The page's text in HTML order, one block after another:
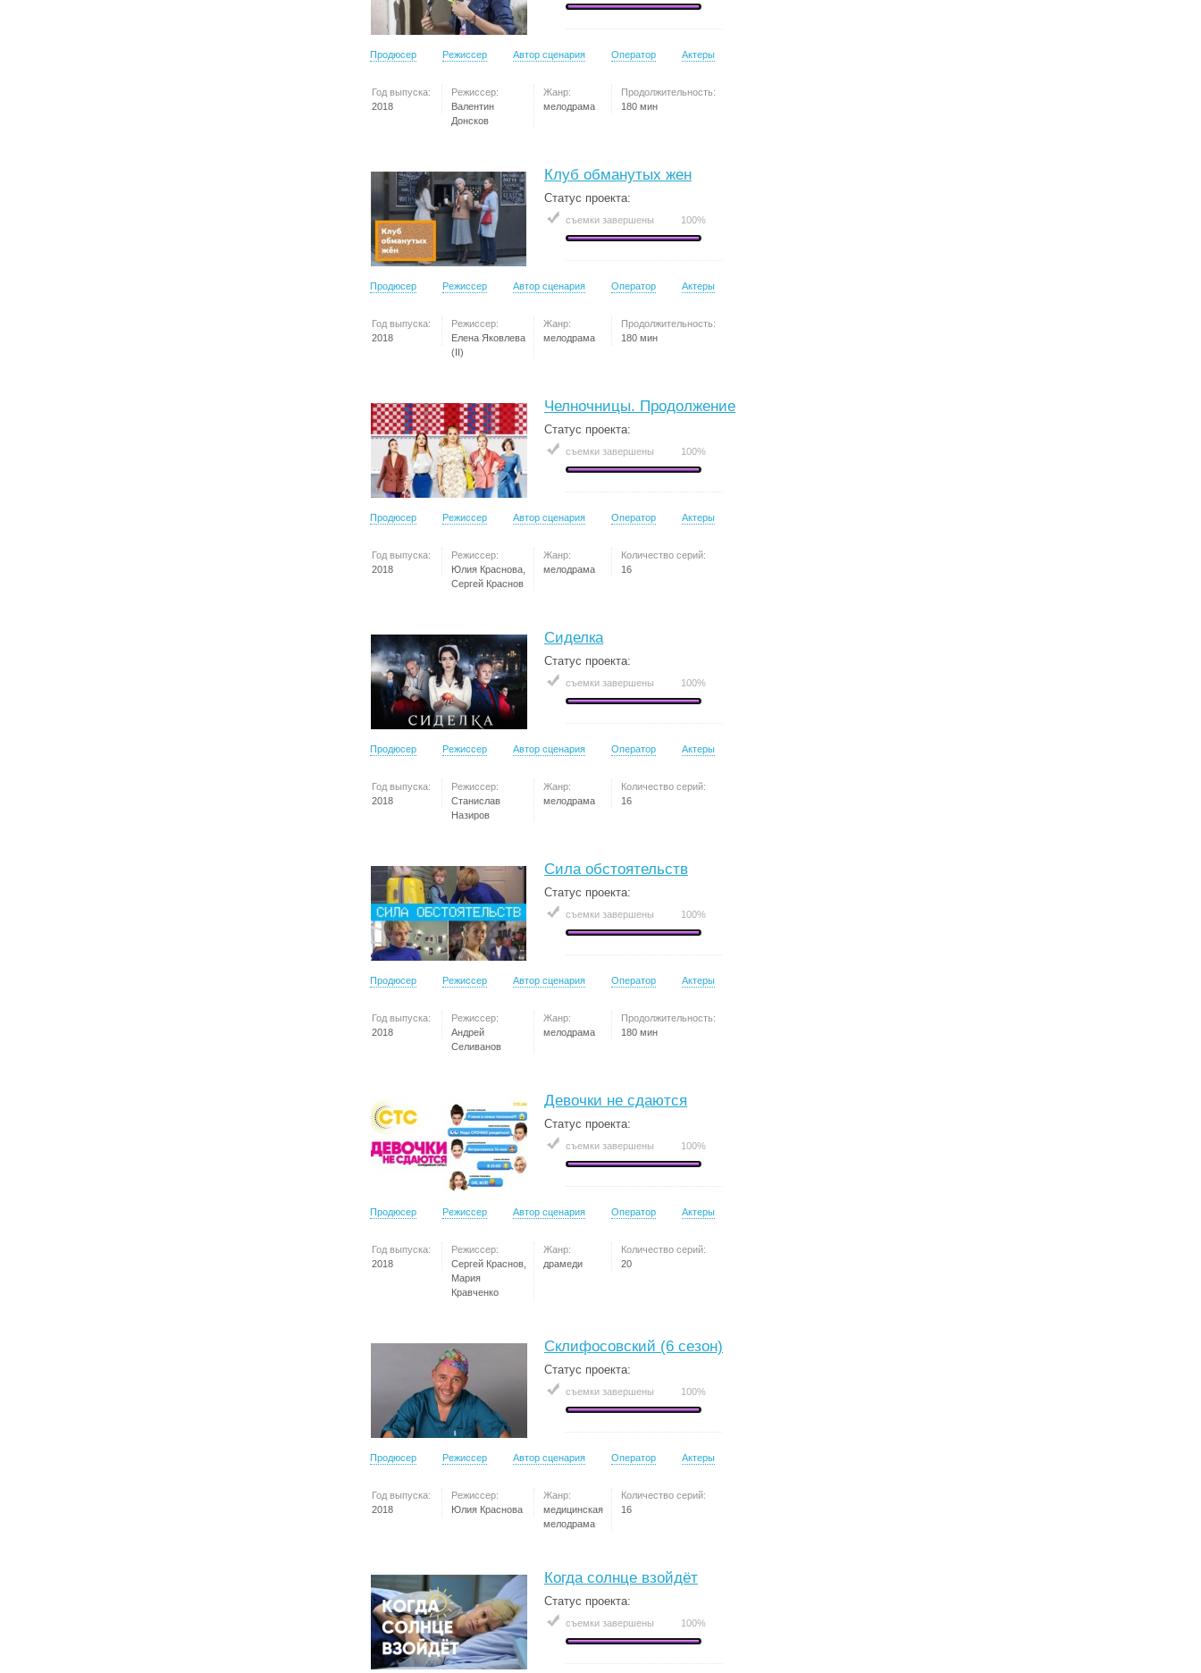
Продюсер Режиссер Автор сценария Оператор Актеры
Год выпуска:
2018
Режиссер:
Валентин
Донсков
Жанр:
мелодрама
Продолжительность:
180 мин
Клуб обманутых жен
Статус проекта:
съемки завершены 100%
Продюсер Режиссер Автор сценария Оператор Актеры
Год выпуска:
2018
Режиссер:
Елена Яковлева
(II)
Жанр:
мелодрама
Продолжительность:
180 мин
Челночницы. Продолжение
Статус проекта:
съемки завершены 100%
Продюсер Режиссер Автор сценария Оператор Актеры
Год выпуска:
2018
Режиссер:
Юлия Краснова,
Сергей Краснов
Жанр:
мелодрама
Количество серий:
16
Сиделка
Статус проекта:
съемки завершены 100%
Продюсер Режиссер Автор сценария Оператор Актеры
Год выпуска:
2018
Режиссер:
Станислав
Назиров
Жанр:
мелодрама
Количество серий:
16
Сила обстоятельств
Статус проекта:
съемки завершены 100%
Продюсер Режиссер Автор сценария Оператор Актеры
Год выпуска:
2018
Режиссер:
Андрей
Селиванов
Жанр:
мелодрама
Продолжительность:
180 мин
Девочки не сдаются
Статус проекта:
съемки завершены 100%
Продюсер Режиссер Автор сценария Оператор Актеры
Год выпуска:
2018
Режиссер:
Сергей Краснов,
Мария
Кравченко
Жанр:
драмеди
Количество серий:
20
Склифосовский (6 сезон)
Статус проекта:
съемки завершены 100%
Продюсер Режиссер Автор сценария Оператор Актеры
Год выпуска:
2018
Режиссер:
Юлия Краснова
Жанр:
медицинская
мелодрама
Количество серий:
16
Когда солнце взойдёт
Статус проекта:
съемки завершены 100%